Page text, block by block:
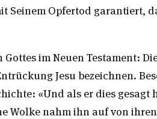
Seinem Opfertod garantiert,
im Neuen Testament:
Jesu bezeichnen.
«Und als er dies gesagt
Wolke nahm ihn auf von